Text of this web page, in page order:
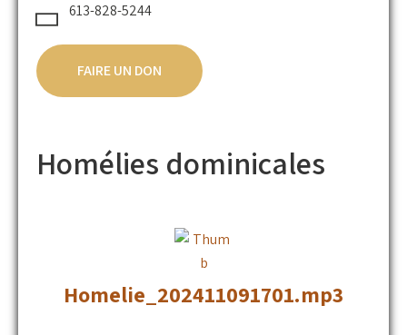
613-828-5244
FAIRE UN DON
Homélies dominicales
Homelie_202411091701.mp3